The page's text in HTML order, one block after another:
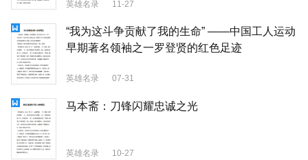
英雄名录 11-27
“我为这斗争贡献了我的生命” ——中国工人运动
早期著名领袖之一罗登贤的红色足迹
英雄名录 07-31
马本斋：刀锋闪耀忠诚之光
英雄名录 10-27